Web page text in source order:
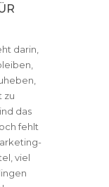
darin,
zu
das
fehlt
viel